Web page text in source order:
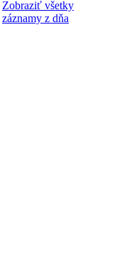
Zobraziť všetky
záznamy z dňa